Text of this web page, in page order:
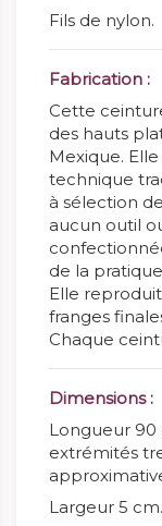
Fils de nylon.
Fabrication :
Cette
des hauts
Mexique.
technique
à sélection
aucun outil
de la
Elle
franges
Chaque
Dimensions :
Longueur 90
extrémités
Largeur 5 cm.